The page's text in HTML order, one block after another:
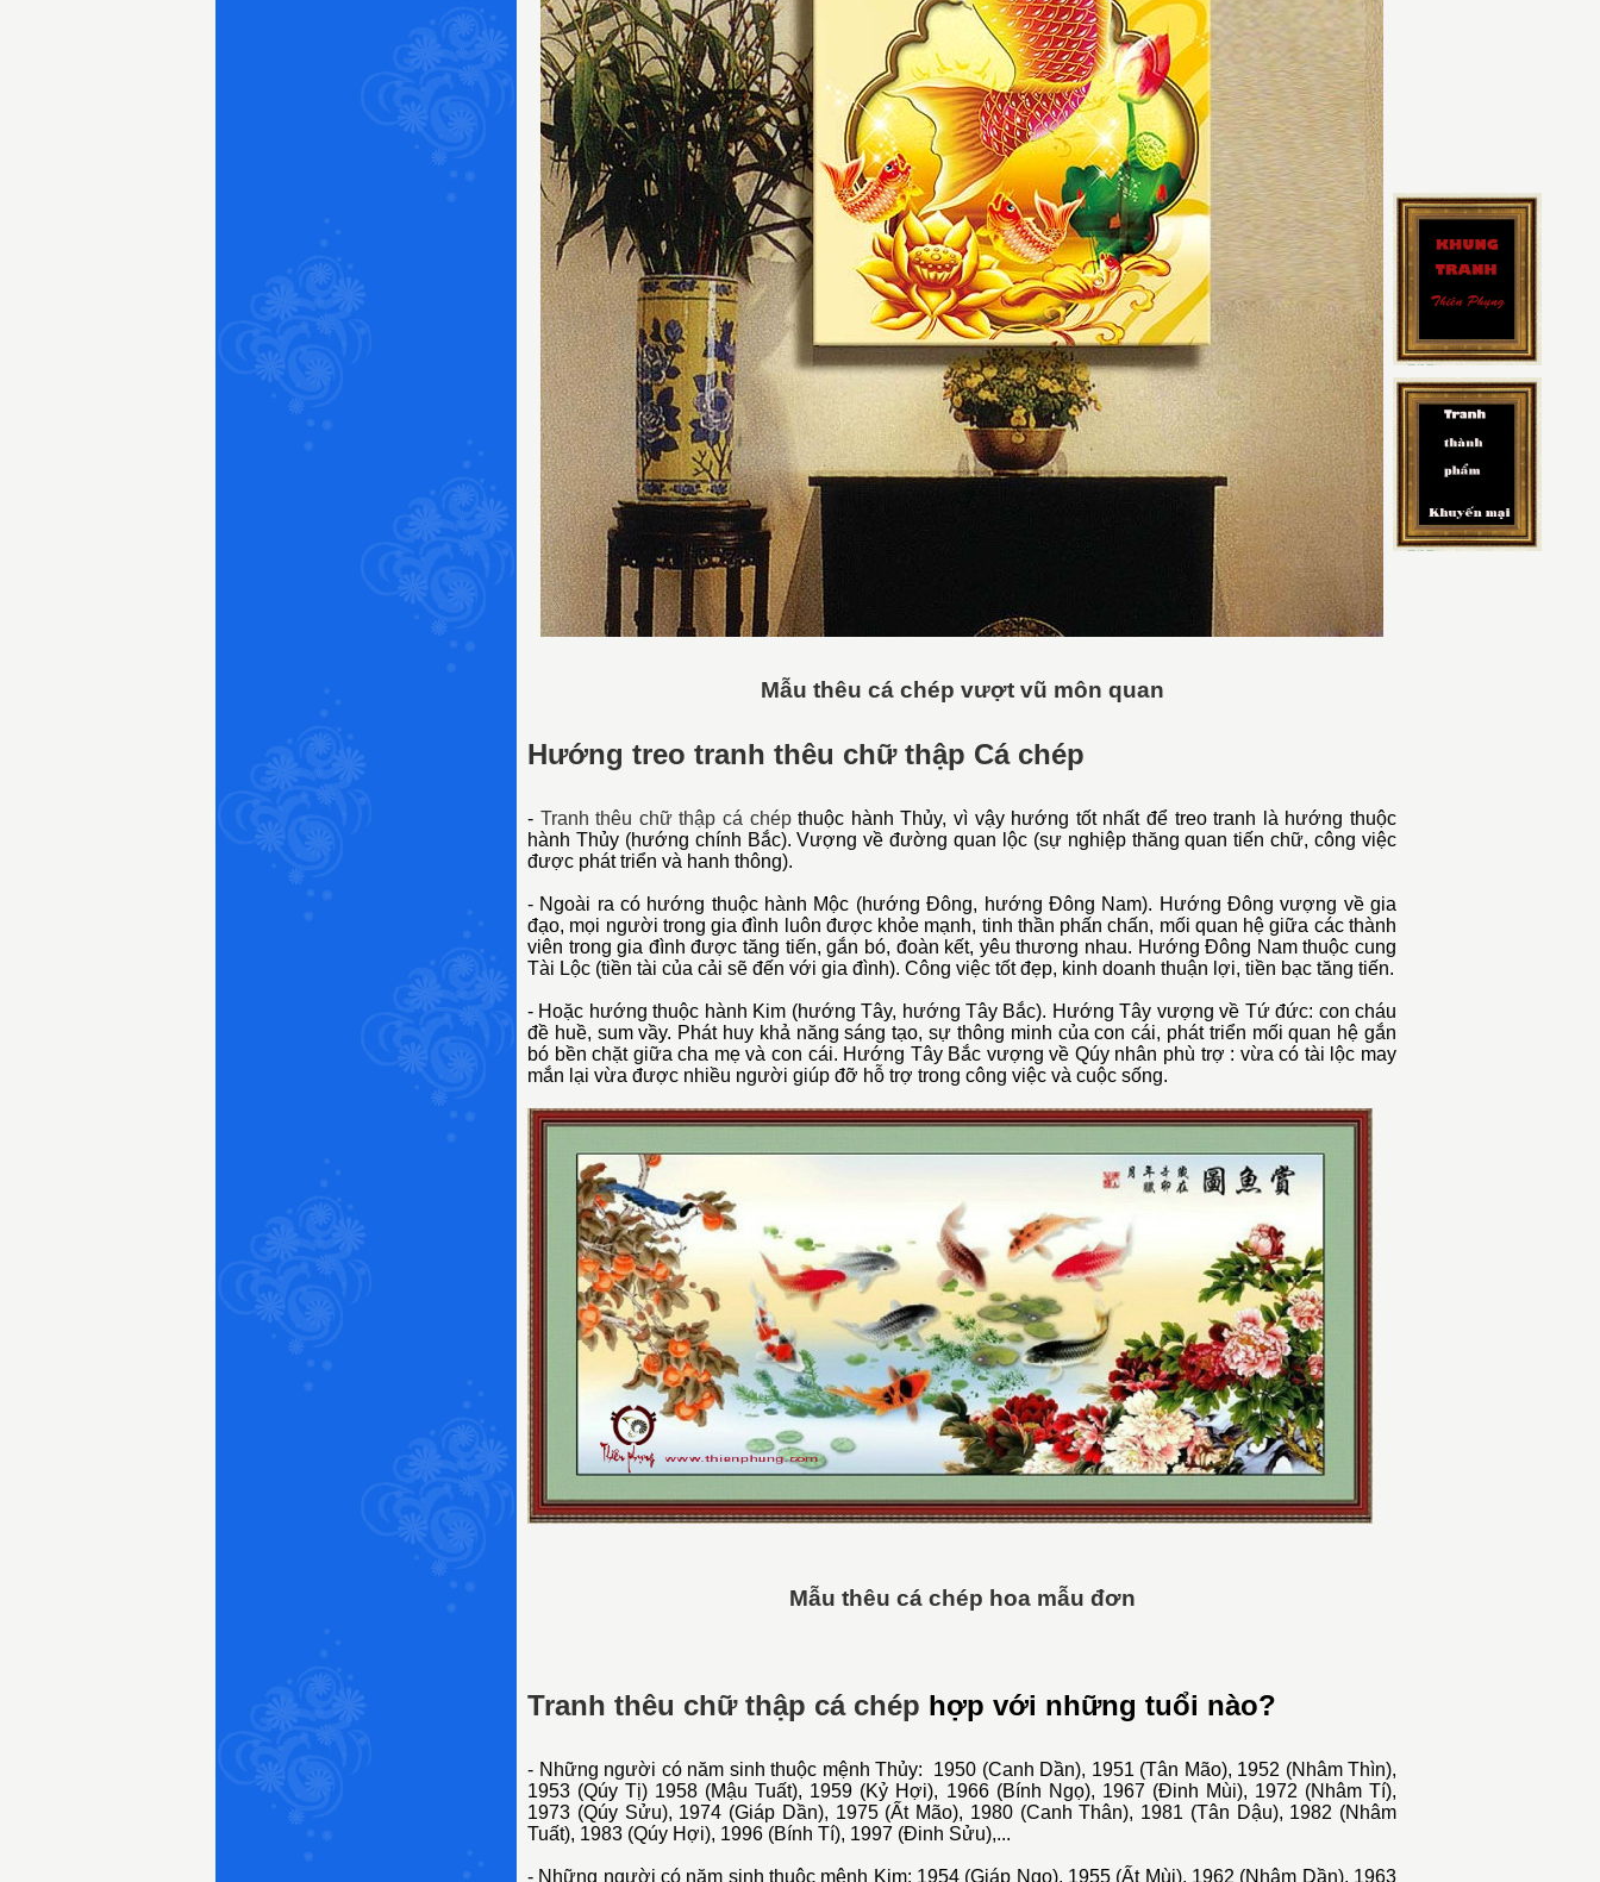
Mẫu thêu cá chép vượt vũ môn quan
Hướng treo tranh thêu chữ thập Cá chép
- Tranh thêu chữ thập cá chépthuộc hành Thủy, vì vậy hướng tốt nhất để treo tranh là hướng thuộc
hành Thủy (hướng chính Bắc). Vượng về đường quan lộc (sự nghiệp thăng quan tiến chữ, công việc
được phát triển và hanh thông).
- Ngoài ra có hướng thuộc hành Mộc (hướng Đông, hướng Đông Nam). Hướng Đông vượng về gia
đạo, mọi người trong gia đình luôn được khỏe mạnh, tinh thần phấn chấn, mối quan hệ giữa các thành
viên trong gia đình được tăng tiến, gắn bó, đoàn kết, yêu thương nhau. Hướng Đông Nam thuộc cung
Tài Lộc (tiền tài của cải sẽ đến với gia đình). Công việc tốt đẹp, kinh doanh thuận lợi, tiền bạc tăng tiến.
- Hoặc hướng thuộc hành Kim (hướng Tây, hướng Tây Bắc). Hướng Tây vượng về Tứ đức: con cháu
đề huề, sum vầy. Phát huy khả năng sáng tạo, sự thông minh của con cái, phát triển mối quan hệ gắn
bó bền chặt giữa cha mẹ và con cái. Hướng Tây Bắc vượng về Qúy nhân phù trợ : vừa có tài lộc may
mắn lại vừa được nhiều người giúp đỡ hỗ trợ trong công việc và cuộc sống.
Mẫu thêu cá chép hoa mẫu đơn
Tranh thêu chữ thập cá chép hợp với những tuổi nào?
- Những người có năm sinh thuộc mệnh Thủy: 1950 (Canh Dần), 1951 (Tân Mão), 1952 (Nhâm Thìn),
1953 (Qúy Tị) 1958 (Mậu Tuất), 1959 (Kỷ Hợi), 1966 (Bính Ngọ), 1967 (Đinh Mùi), 1972 (Nhâm Tí),
1973 (Qúy Sửu), 1974 (Giáp Dần), 1975 (Ất Mão), 1980 (Canh Thân), 1981 (Tân Dậu), 1982 (Nhâm
Tuất), 1983 (Qúy Hợi), 1996 (Bính Tí), 1997 (Đinh Sửu),...
- Những người có năm sinh thuộc mệnh Kim: 1954 (Giáp Ngọ), 1955 (Ất Mùi), 1962 (Nhâm Dần), 1963